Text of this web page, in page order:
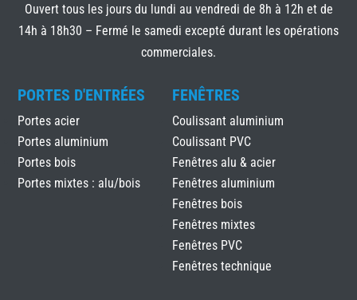
Ouvert tous les jours du lundi au vendredi de 8h à 12h et de
14h à 18h30 – Fermé le samedi excepté durant les opérations
commerciales.
PORTES D'ENTRÉES
Portes acier
Portes aluminium
Portes bois
Portes mixtes : alu/bois
FENÊTRES
Coulissant aluminium
Coulissant PVC
Fenêtres alu & acier
Fenêtres aluminium
Fenêtres bois
Fenêtres mixtes
Fenêtres PVC
Fenêtres technique